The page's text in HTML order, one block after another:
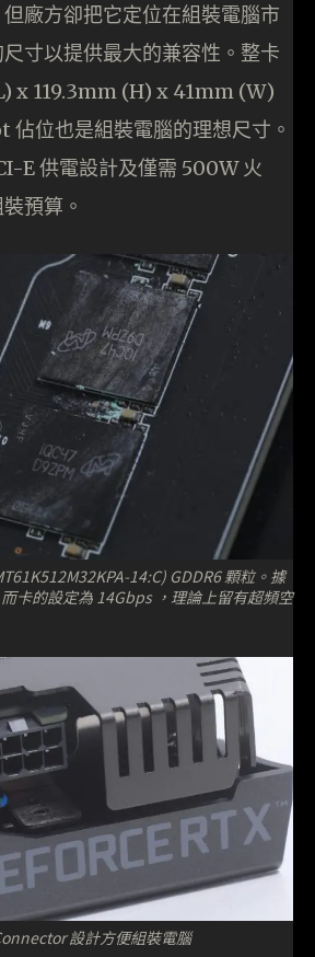
廠方卻把它定位在組裝電腦市
寸以提供最大的兼容性。整卡
x 119.3mm (H) x 41mm (W)
佔位也是組裝電腦的理想尺寸。
E 供電設計及僅需 500W 火
預算。
14:C) GDDR6 顆粒。據
卡的設定為 14Gbps ，理論上留有超頻空
設計方便組裝電腦